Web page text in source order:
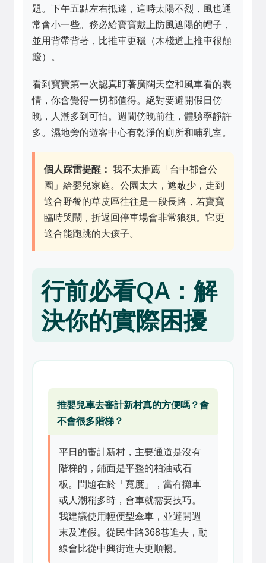
題。下午五點左右抵達，這時太陽不烈，風也通
常會小一些。務必給寶寶戴上防風遮陽的帽子，
並用背帶背著，比推車更穩（木棧道上推車很顛
簸）。
看到寶寶第一次認真盯著廣闊天空和風車看的表
情，你會覺得一切都值得。絕對要避開假日傍
晚，人潮多到可怕。週間傍晚前往，體驗寧靜許
多。濕地旁的遊客中心有乾淨的廁所和哺乳室。
個人踩雷提醒： 我不太推薦「台中都會公
園」給嬰兒家庭。公園太大，遮蔽少，走到
適合野餐的草皮區往往是一段長路，若寶寶
臨時哭鬧，折返回停車場會非常狼狽。它更
適合能跑跳的大孩子。
行前必看QA：解
決你的實際困擾
推嬰兒車去審計新村真的方便嗎？會
不會很多階梯？
平日的審計新村，主要通道是沒有
階梯的，鋪面是平整的柏油或石
板。問題在於「寬度」，當有攤車
或人潮稍多時，會車就需要技巧。
我建議使用輕便型傘車，並避開週
末及連假。從民生路368巷進去，動
線會比從中興街進去更順暢。